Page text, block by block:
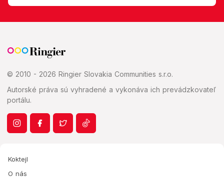
© 2010 - 2026 Ringier Slovakia Communities s.r.o.
Autorské práva sú vyhradené a vykonáva ich prevádzkovateľ
portálu.
Koktejl
O nás